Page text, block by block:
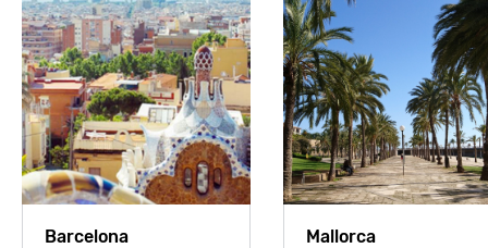
Barcelona
Mallorca